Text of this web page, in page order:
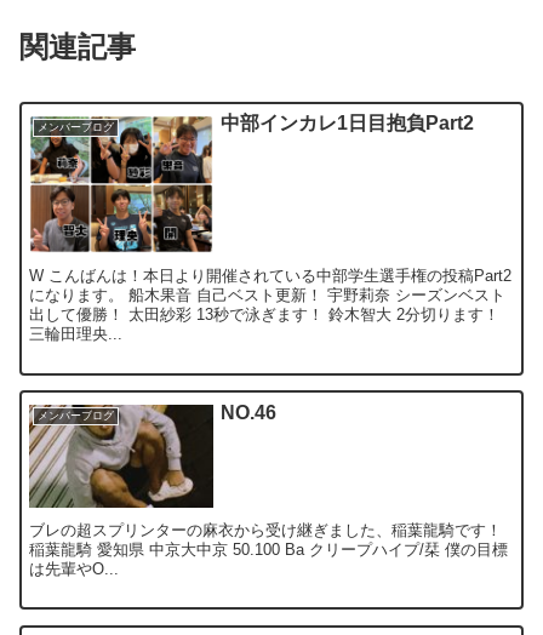
関連記事
メンバーブログ 中部インカレ1日目抱負Part2
W こんばんは！本日より開催されている中部学生選手権の投稿Part2
になります。 船木果音 自己ベスト更新！ 宇野莉奈 シーズンベスト
出して優勝！ 太田紗彩 13秒で泳ぎます！ 鈴木智大 2分切ります！
三輪田理央...
メンバーブログ NO.46
ブレの超スプリンターの麻衣から受け継ぎました、稲葉龍騎です！
稲葉龍騎 愛知県 中京大中京 50.100 Ba クリープハイプ/栞 僕の目標
は先輩やO...